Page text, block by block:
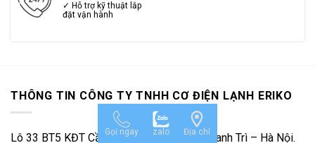
✓ Hỗ trợ kỹ thuật lắp
đặt vận hành
THÔNG TIN CÔNG TY TNHH CƠ ĐIỆN LẠNH ERIKO
Lô 33 BT5 KĐT Cầu Bươu – Tân Triều – Thanh Trì – Hà Nội.
Gọi ngay zalo Địa chỉ